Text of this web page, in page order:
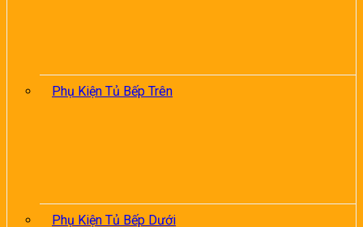
Phụ Kiện Tủ Bếp Trên
Phụ Kiện Tủ Bếp Dưới